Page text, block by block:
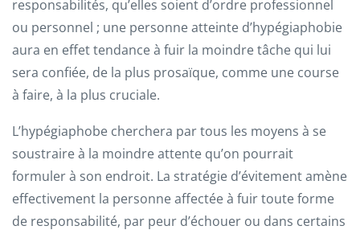
responsabilités, qu’elles soient d’ordre professionnel
ou personnel ; une personne atteinte d’hypégiaphobie
aura en effet tendance à fuir la moindre tâche qui lui
sera confiée, de la plus prosaïque, comme une course
à faire, à la plus cruciale.
L’hypégiaphobe cherchera par tous les moyens à se
soustraire à la moindre attente qu’on pourrait
formuler à son endroit. La stratégie d’évitement amène
effectivement la personne affectée à fuir toute forme
de responsabilité, par peur d’échouer ou dans certains